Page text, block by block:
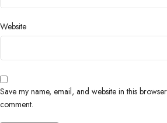
Website
Save my name, email, and website in this
comment.